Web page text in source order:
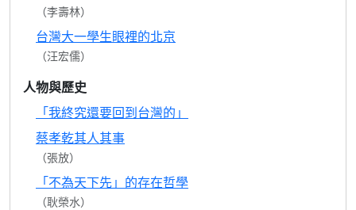
（李壽林）
台灣大一學生眼裡的北京
（汪宏儒）
人物與歷史
「我終究還要回到台灣的」
蔡孝乾其人其事
（張放）
「不為天下先」的存在哲學
（耿榮水）